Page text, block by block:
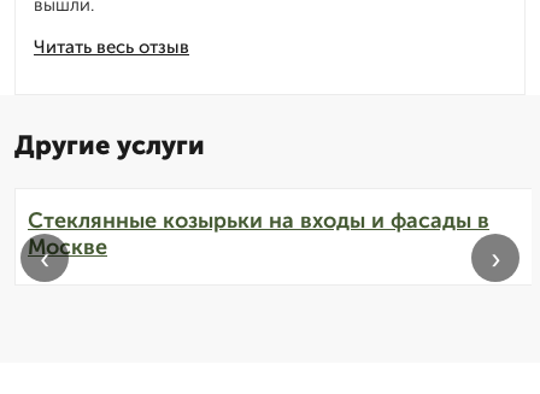
Читать весь отзыв
Другие услуги
Стеклянные козырьки на входы и фасады в
Москве
‹ ›